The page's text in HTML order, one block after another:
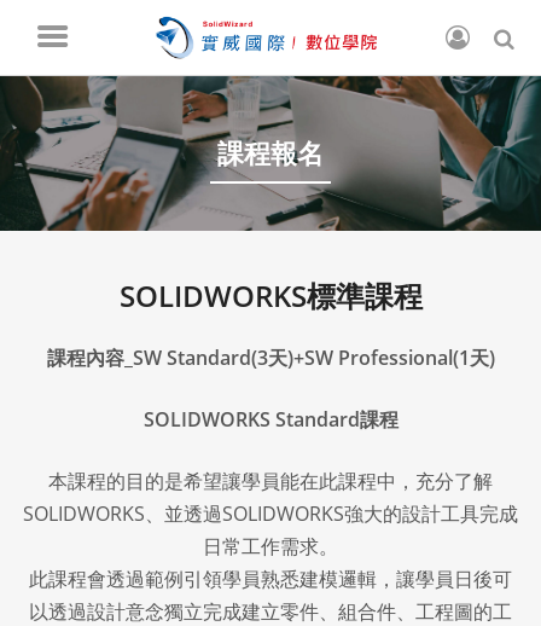
課程報名
SOLIDWORKS標準課程
課程內容_SW Standard(3天)+SW Professional(1天)
SOLIDWORKS Standard課程
本課程的目的是希望讓學員能在此課程中，充分了解
SOLIDWORKS、並透過SOLIDWORKS強大的設計工具完成
日常工作需求。
此課程會透過範例引領學員熟悉建模邏輯，讓學員日後可
以透過設計意念獨立完成建立零件、組合件、工程圖的工